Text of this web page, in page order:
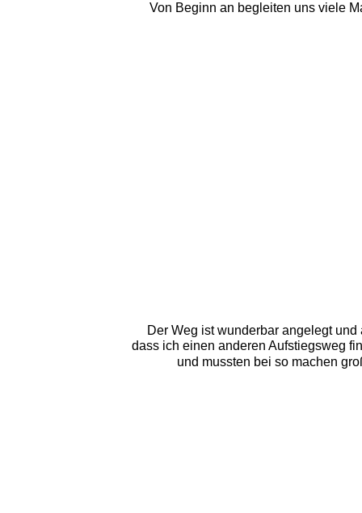
Von Beginn an begleiten uns viele
Der Weg ist wunderbar angelegt
dass ich einen anderen Aufstiegsweg
und mussten bei so machen